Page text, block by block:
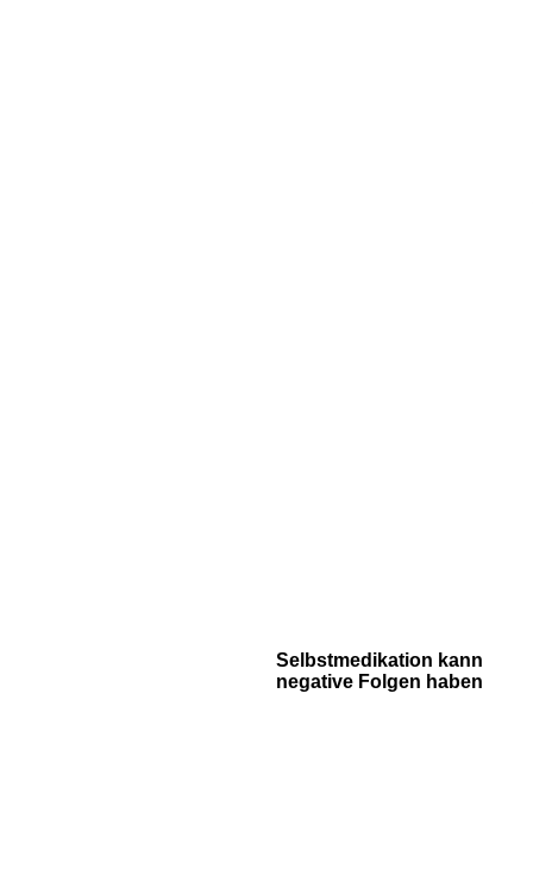
Selbstmedikation kann
negative Folgen haben